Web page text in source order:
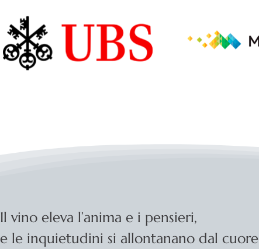
Il vino eleva l’anima e i pensieri,
e le inquietudini si allontanano dal cuore